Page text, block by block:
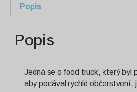
Popis
Popis
Jedná se o food truck, který byl
aby podával rychlé občerstvení,